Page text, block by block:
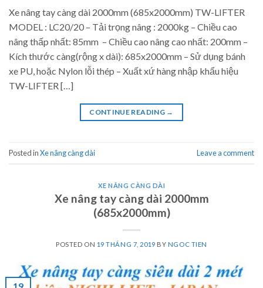
Xe nâng tay càng dài 2000mm (685x2000mm) TW-LIFTER
MODEL : LC20/20 – Tải trọng nâng : 2000kg – Chiều cao
nâng thấp nhất: 85mm – Chiều cao nâng cao nhất: 200mm –
Kích thước càng(rộng x dài): 685x2000mm – Sử dụng bánh
xe PU, hoặc Nylon lỗi thép – Xuất xứ hàng nhập khẩu hiệu
TW-LIFTER […]
CONTINUE READING →
Posted inXe nâng càng dài Leave a comment
XE NÂNG CÀNG DÀI
Xe nâng tay càng dài 2000mm
(685x2000mm)
POSTED ON 19 THÁNG 7, 2019 BY NGOC TIEN